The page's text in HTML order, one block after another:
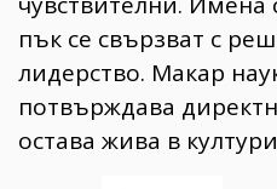
пък се свързват с
лидерство. Макар
потвърждава
остава жива в